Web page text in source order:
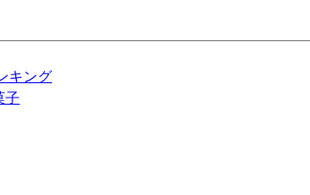
キング
子